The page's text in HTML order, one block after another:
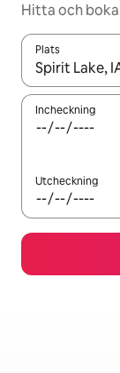
Hitta och
Plats
När
Incheckning
Utcheckning